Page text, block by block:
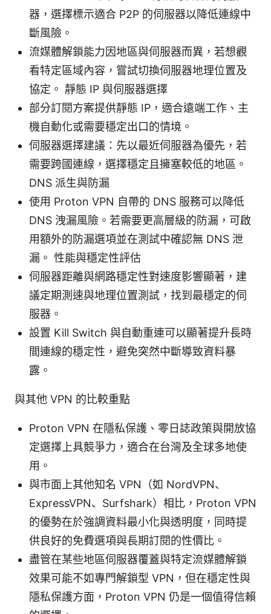
器，選擇標示適合 P2P 的伺服器以降低連線中
斷風險。
流媒體解鎖能力因地區與伺服器而異，若想觀
看特定區域內容，嘗試切換伺服器地理位置及
協定。 靜態 IP 與伺服器選擇
部分訂閱方案提供靜態 IP，適合遠端工作、主
機自動化或需要穩定出口的情境。
伺服器選擇建議：先以最近伺服器為優先，若
需要跨國連線，選擇穩定且擁塞較低的地區。
DNS 派生與防漏
使用 Proton VPN 自帶的 DNS 服務可以降低
DNS 洩漏風險。若需要更高層級的防漏，可啟
用額外的防漏選項並在測試中確認無 DNS 泄
漏。 性能與穩定性評估
伺服器距離與網路穩定性對速度影響顯著，建
議定期測速與地理位置測試，找到最穩定的伺
服器。
設置 Kill Switch 與自動重連可以顯著提升長時
間連線的穩定性，避免突然中斷導致資料暴
露。
與其他 VPN 的比較重點
Proton VPN 在隱私保護、零日誌政策與開放協
定選擇上具競爭力，適合在台灣及全球多地使
用。
與市面上其他知名 VPN（如 NordVPN、
ExpressVPN、Surfshark）相比，Proton VPN
的優勢在於強調資料最小化與透明度，同時提
供良好的免費選項與長期訂閱的性價比。
盡管在某些地區伺服器覆蓋與特定流媒體解鎖
效果可能不如專門解鎖型 VPN，但在穩定性與
隱私保護方面，Proton VPN 仍是一個值得信賴